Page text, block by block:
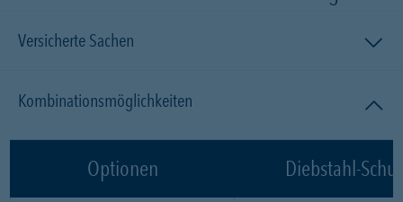
Versicherte Sachen
Kombinationsmöglichkeiten
Optionen Diebstahl-